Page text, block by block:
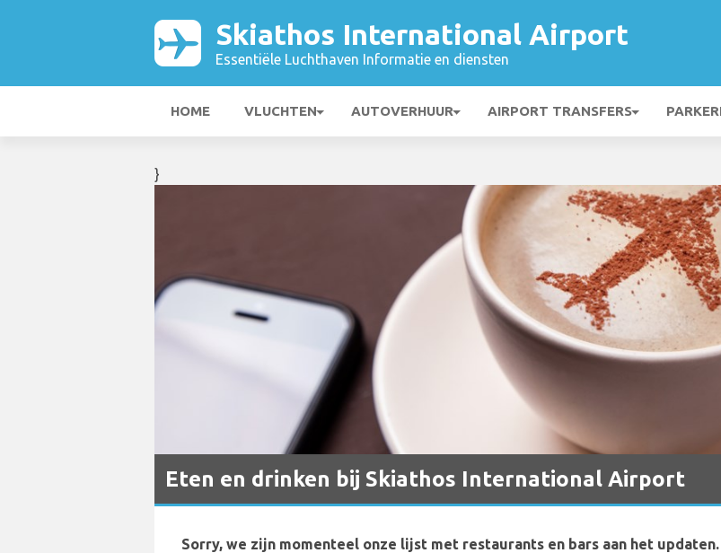
Skiathos International Airport
Essentiële Luchthaven Informatie en diensten
HOME VLUCHTEN AUTOVERHUUR AIRPORT TRANSFERS
}
Eten en drinken bij Skiathos International Airport
Sorry, we zijn momenteel onze lijst met restaurants en bars aan het